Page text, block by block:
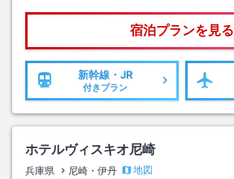
宿泊プランを見る
新幹線・JR
付きプラン
ホテルヴィスキオ尼崎
兵庫県 尼崎・伊丹
地図